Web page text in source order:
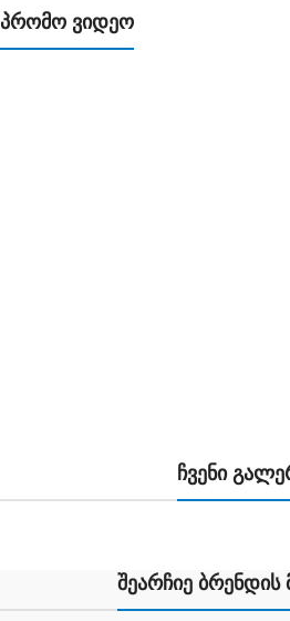
პრომო ვიდეო
ჩვენი
შეარჩიე ბრენდის